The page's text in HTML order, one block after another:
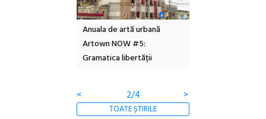
Anuala de artă urbană
Artown NOW #5:
Gramatica libertății
< 2/4 >
TOATE ȘTIRILE